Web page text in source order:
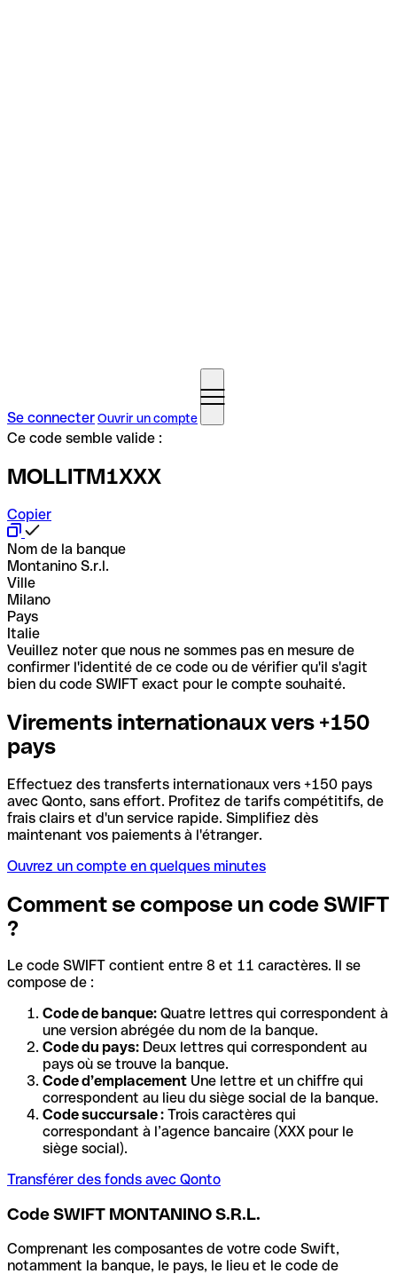
Se connecterOuvrir un compte
Ce code semble valide :
MOLLITM1XXX
Copier
Nom de la banque
Montanino S.r.l.
Ville
Milano
Pays
Italie
Veuillez noter que nous ne sommes pas en mesure de
confirmer l'identité de ce code ou de vérifier qu'il s'agit
bien du code SWIFT exact pour le compte souhaité.
Virements internationaux vers +150
pays
Effectuez des transferts internationaux vers +150 pays
avec Qonto, sans effort. Profitez de tarifs compétitifs, de
frais clairs et d'un service rapide. Simplifiez dès
maintenant vos paiements à l'étranger.
Ouvrez un compte en quelques minutes
Comment se compose un code SWIFT
?
Le code SWIFT contient entre 8 et 11 caractères. Il se
compose de :
Code de banque: Quatre lettres qui correspondent à
une version abrégée du nom de la banque.
Code du pays: Deux lettres qui correspondent au
pays où se trouve la banque.
Code d’emplacement Une lettre et un chiffre qui
correspondent au lieu du siège social de la banque.
Code succursale : Trois caractères qui
correspondant à l’agence bancaire (XXX pour le
siège social).
Transférer des fonds avec Qonto
Code SWIFT MONTANINO S.R.L.
Comprenant les composantes de votre code Swift,
notamment la banque, le pays, le lieu et le code de